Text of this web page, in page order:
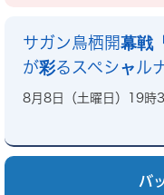
サガン鳥栖開幕
が彩るスペシャル
8月8日（土曜日）19時
バ